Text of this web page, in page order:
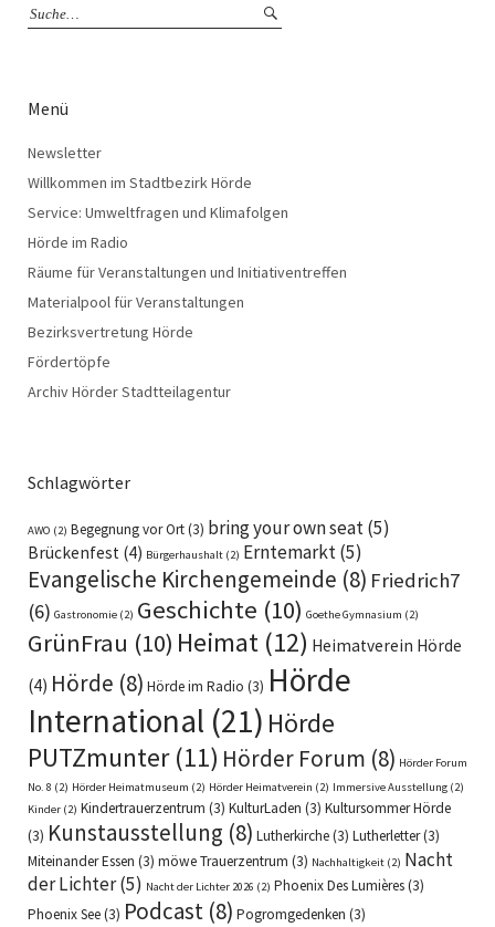
Menü
Newsletter
Willkommen im Stadtbezirk Hörde
Service: Umweltfragen und Klimafolgen
Hörde im Radio
Räume für Veranstaltungen und Initiativentreffen
Materialpool für Veranstaltungen
Bezirksvertretung Hörde
Fördertöpfe
Archiv Hörder Stadtteilagentur
Schlagwörter
AWO (2) Begegnung vor Ort(3) bring your own seat(5)
Brückenfest (4) Bürgerhaushalt (2) Erntemarkt(5)
Evangelische Kirchengemeinde (8) Friedrich7
(6) Gastronomie (2) Geschichte (10) Goethe Gymnasium (2)
GrünFrau (10) Heimat (12) Heimatverein Hörde
(4) Hörde (8) Hörde im Radio (3) Hörde
International (21) Hörde
PUTZmunter(11) Hörder Forum (8) Hörder Forum
No. 8 (2) Hörder Heimatmuseum (2) Hörder Heimatverein (2) Immersive Ausstellung (2)
Kinder (2) Kindertrauerzentrum (3) KulturLaden (3) Kultursommer Hörde
(3) Kunstausstellung (8) Lutherkirche(3) Lutherletter(3)
Miteinander Essen (3) möwe Trauerzentrum (3) Nachhaltigkeit (2) Nacht
der Lichter(5) Nacht der Lichter 2026 (2) Phoenix Des Lumières(3)
Phoenix See(3) Podcast (8) Pogromgedenken (3)